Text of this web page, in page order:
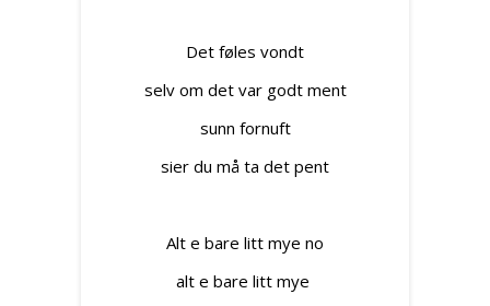
Det føles vondt
selv om det var godt ment
sunn fornuft
sier du må ta det pent
Alt e bare litt mye no
alt e bare litt mye